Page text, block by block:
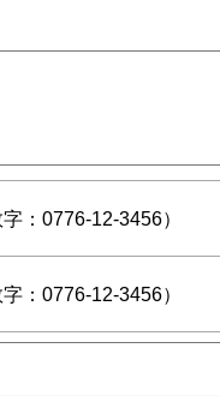
字：0776-12-3456）
字：0776-12-3456）